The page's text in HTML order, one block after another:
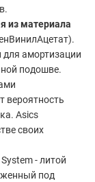
из материала
амортизации
подошве.
вероятность
Asics
своих
- литой
под